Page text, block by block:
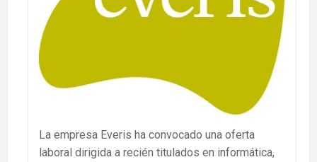
La empresa Everis ha convocado una oferta
laboral dirigida a recién titulados en informática,